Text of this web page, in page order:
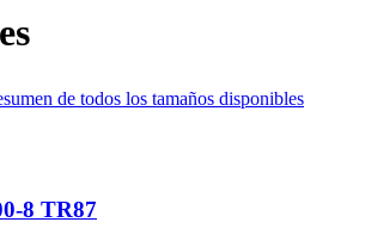
de todos los tamaños disponibles
8 TR87